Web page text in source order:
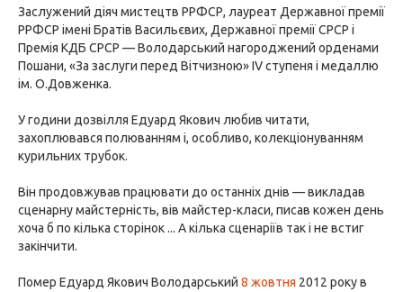
Заслужений діяч мистецтв РРФСР, лауреат Державної премії
РРФСР імені Братів Васильєвих, Державної премії СРСР і
Премія КДБ СРСР — Володарський нагороджений орденами
Пошани, «За заслуги перед Вітчизною» IV ступеня і медаллю
ім. О.Довженка.
У години дозвілля Едуард Якович любив читати,
захоплювався полюванням і, особливо, колекціонуванням
курильних трубок.
Він продовжував працювати до останніх днів — викладав
сценарну майстерність, вів майстер-класи, писав кожен день
хоча б по кілька сторінок ... А кілька сценаріїв так і не встиг
закінчити.
Помер Едуард Якович Володарський 8 жовтня 2012 року в